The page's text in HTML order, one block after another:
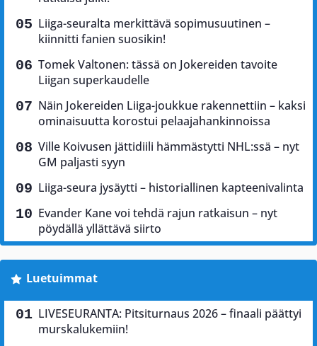
Liiga-seuralta merkittävä sopimusuutinen –
kiinnitti fanien suosikin!
Tomek Valtonen: tässä on Jokereiden tavoite
Liigan superkaudelle
Näin Jokereiden Liiga-joukkue rakennettiin – kaksi
ominaisuutta korostui pelaajahankinnoissa
Ville Koivusen jättidiili hämmästytti NHL:ssä – nyt
GM paljasti syyn
Liiga-seura jysäytti – historiallinen kapteenivalinta
Evander Kane voi tehdä rajun ratkaisun – nyt
pöydällä yllättävä siirto
Luetuimmat
LIVESEURANTA: Pitsiturnaus 2026 – finaali päättyi
murskalukemiin!